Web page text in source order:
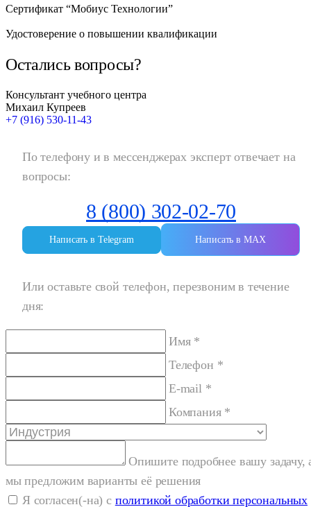
Сертификат “Мобиус Технологии”
Удостоверение о повышении квалификации
Остались вопросы?
Консультант учебного центра
Михаил Купреев
+7 (916) 530-11-43
По телефону и в мессенджерах эксперт отвечает на
вопросы:
8 (800) 302-02-70
Написать в Telegram Написать в MAX
Или оставьте свой телефон, перезвоним в течение
дня:
Имя *
Телефон *
E-mail *
Компания *
Опишите подробнее вашу задачу,
мы предложим варианты её решения
Я согласен(-на) с политикой обработки персональных